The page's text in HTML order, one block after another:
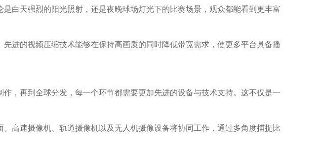
白天强烈的阳光照射，还是夜晚球场灯光下的比赛场景，观众都能看到更丰富
进的视频压缩技术能够在保持高画质的同时降低带宽需求，使更多平台具备播
，再到全球分发，每一个环节都需要更加先进的设备与技术支持。这不仅是一
高速摄像机、轨道摄像机以及无人机摄像设备将协同工作，通过多角度捕捉比